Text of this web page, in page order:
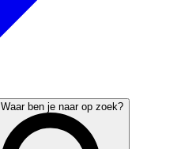
Waar ben je naar op zoek?